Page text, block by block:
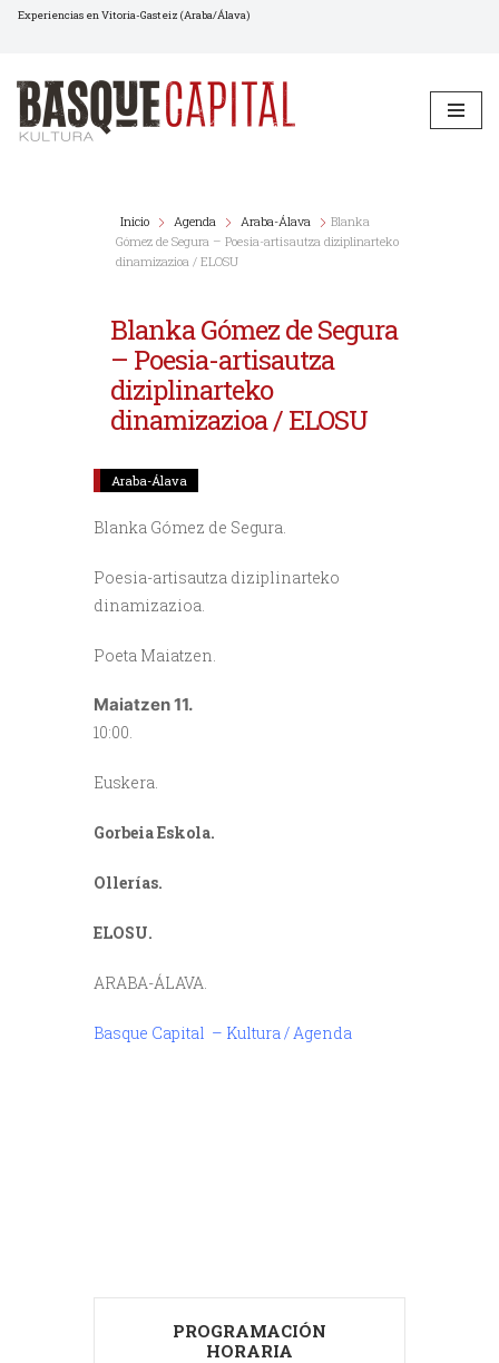
al
contenido
Experiencias en Vitoria-Gasteiz (Araba/Álava)
Inicio Agenda Araba-Álava
Blanka
Gómez de Segura – Poesia-artisautza diziplinarteko
dinamizazioa / ELOSU
Blanka Gómez de Segura
– Poesia-artisautza
diziplinarteko
dinamizazioa / ELOSU
Araba-Álava
Blanka Gómez de Segura.
Poesia-artisautza diziplinarteko
dinamizazioa.
Poeta Maiatzen.
Maiatzen 11.
10:00.
Euskera.
Gorbeia Eskola.
Ollerías.
ELOSU.
ARABA-ÁLAVA.
Basque Capital – Kultura / Agenda
PROGRAMACIÓN
HORARIA